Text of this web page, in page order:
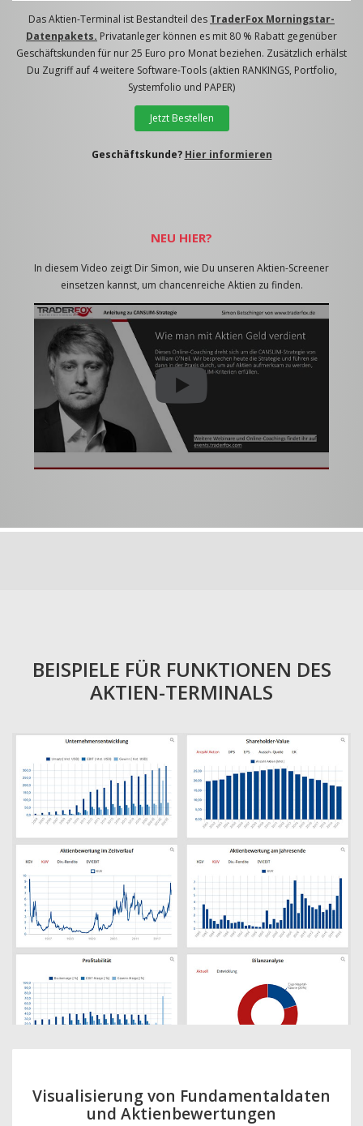
Das Aktien-Terminal ist Bestandteil des TraderFox Morningstar-
Datenpakets. Privatanleger können es mit 80 % Rabatt gegenüber
Geschäftskunden für nur 25 Euro pro Monat beziehen. Zusätzlich erhälst
Du Zugriff auf 4 weitere Software-Tools (aktien RANKINGS, Portfolio,
Systemfolio und PAPER)
Jetzt Bestellen
Geschäftskunde? Hier informieren
NEU HIER?
In diesem Video zeigt Dir Simon, wie Du unseren Aktien-Screener
einsetzen kannst, um chancenreiche Aktien zu finden.
BEISPIELE FÜR FUNKTIONEN DES
AKTIEN-TERMINALS
Visualisierung von Fundamentaldaten
und Aktienbewertungen